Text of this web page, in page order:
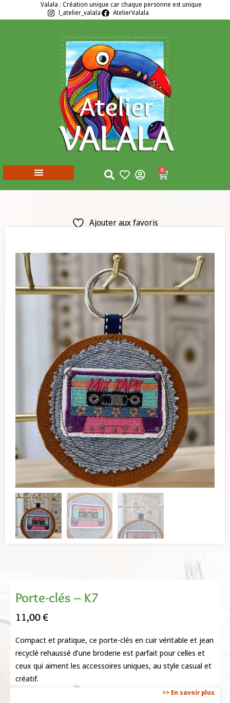
Valala : Création unique car chaque personne est unique
l_atelier_valala
AtelierValala
0
Ajouter aux favoris
Porte-clés – K7
11,00€
Compact et pratique, ce porte-clés en cuir véritable et jean
recyclé rehaussé d’une broderie est parfait pour celles et
ceux qui aiment les accessoires uniques, au style casual et
créatif.
>> En savoir plus